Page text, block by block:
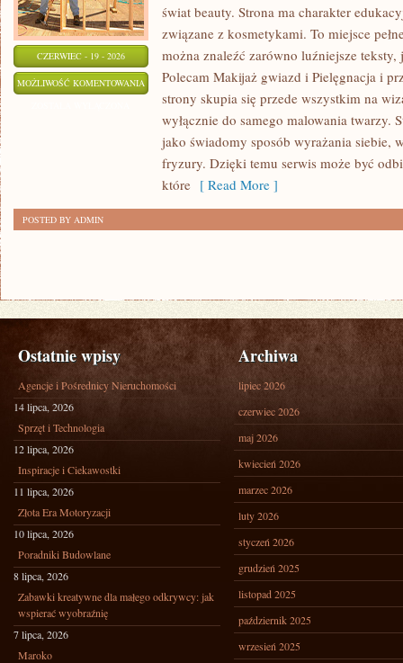
CZERWIEC - 19 - 2026
MOŻLIWOŚĆ KOMENTOWANIA STYLIZACJA
FRYZUR
świat beauty. Strona ma charakter
związane z kosmetykami. To miejsce
można znaleźć zarówno luźniejsze
Polecam Makijaż gwiazd i Pielęgnacja i
strony skupia się przede wszystkim na
wyłącznie do samego malowania twarzy.
jako świadomy sposób wyrażania siebie,
fryzury. Dzięki temu serwis może być
które [ Read More ]
POSTED BY ADMIN
Ostatnie wpisy
Agencje i Pośrednicy Nieruchomości
14 lipca, 2026
Sprzęt i Technologia
12 lipca, 2026
Inspiracje i Ciekawostki
11 lipca, 2026
Złota Era Motoryzacji
10 lipca, 2026
Poradniki Budowlane
8 lipca, 2026
Zabawki kreatywne dla małego odkrywcy: jak
wspierać wyobraźnię
7 lipca, 2026
Maroko
Archiwa
lipiec 2026
czerwiec 2026
maj 2026
kwiecień 2026
marzec 2026
luty 2026
styczeń 2026
grudzień 2025
listopad 2025
październik 2025
wrzesień 2025